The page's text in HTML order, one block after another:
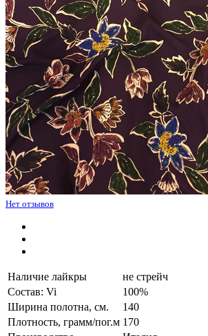
Нет отзывов
Наличие лайкры
не стрейч
Состав: Vi
100%
Ширина полотна, см.
140
Плотность, грамм/пог.м 170